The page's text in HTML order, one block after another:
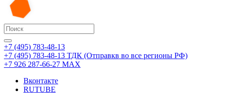
+7 (495) 783-48-13
+7 (495) 783-48-13 ТДК (Отправкв во все регионы РФ)
+7 926 287-66-27 МАХ
Вконтакте
RUTUBE